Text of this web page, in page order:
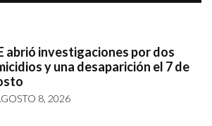
abrió investigaciones por dos
y una desaparición el 7 de
8, 2026